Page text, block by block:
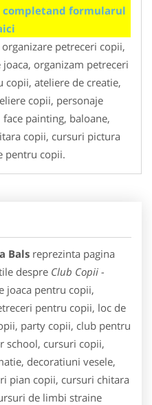
completand formularul
petreceri copii,
organizam petreceri
ateliere de creatie,
copii, personaje
painting, baloane,
copii, cursuri pictura
pentru copii.
Bals reprezinta pagina
despre Club Copii -
joaca pentru copii,
pentru copii, loc de
party copii, club pentru
school, cursuri copii,
decoratiuni vesele,
pian copii, cursuri chitara
de limbi straine